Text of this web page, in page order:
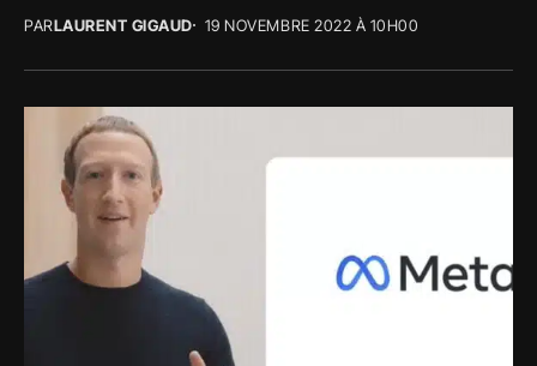
PARLAURENT GIGAUD 19 NOVEMBRE 2022 À 10H00